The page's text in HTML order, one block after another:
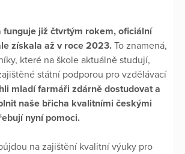
funguje již čtvrtým rokem, oficiální
získala až v roce 2023. To znamená,
které na škole aktuálně studují,
státní podporou pro vzdělávací
mladí farmáři zdárně dostudovat a
naše břicha kvalitními českými
nyní pomoci.
na zajištění kvalitní výuky pro